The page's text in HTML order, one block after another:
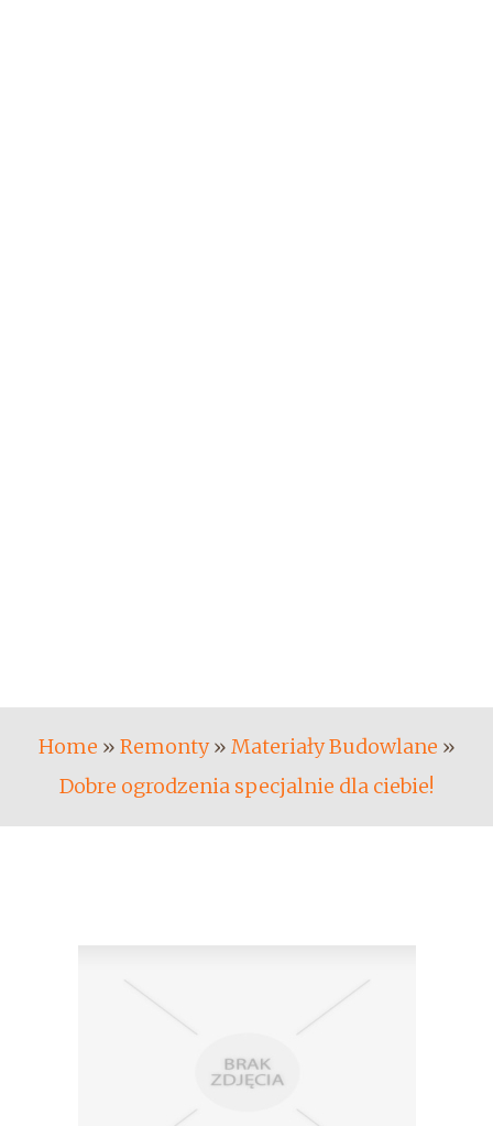
Home » Remonty» Materiały Budowlane »
Dobre ogrodzenia specjalnie dla ciebie!